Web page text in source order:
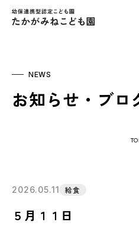
幼保連携
NEWS
お知らせ・ブロ
2026.05.11 給食
５月１１日